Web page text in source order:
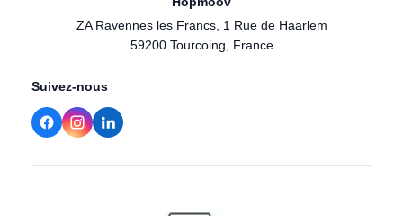
ZA Ravennes les Francs, 1 Rue de Haarlem
59200 Tourcoing, France
Suivez-nous